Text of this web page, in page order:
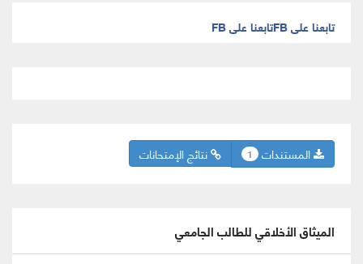
تابعنا على FB تابعنا على FB
نتائج الإمتحانات المستندات 1
الميثاق الأخلاقي للطالب الجامعي